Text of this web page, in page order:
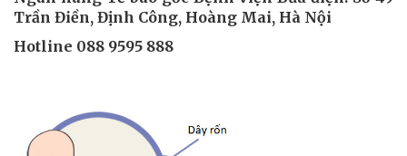
Trần Điền, Định Công, Hoàng Mai, Hà Nội
Hotline 088 9595 888